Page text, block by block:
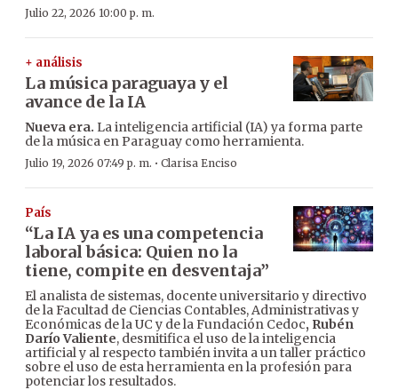
Julio 22, 2026 10:00 p. m.
+ análisis
La música paraguaya y el
avance de la IA
Nueva era. La inteligencia artificial (IA) ya forma parte
de la música en Paraguay como herramienta.
Julio 19, 2026 07:49 p. m. · Clarisa Enciso
País
“La IA ya es una competencia
laboral básica: Quien no la
tiene, compite en desventaja”
El analista de sistemas, docente universitario y directivo
de la Facultad de Ciencias Contables, Administrativas y
Económicas de la UC y de la Fundación Cedoc, Rubén
Darío Valiente, desmitifica el uso de la inteligencia
artificial y al respecto también invita a un taller práctico
sobre el uso de esta herramienta en la profesión para
potenciar los resultados.